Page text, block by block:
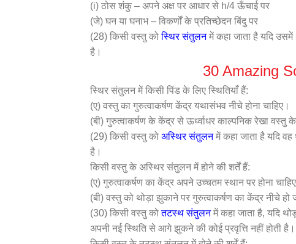
(i) ठोस शंकु – अपने अक्ष पर आधार से h/4 ऊँचाई पर
(जे) घन या घनाभ – विकर्णों के प्रतिच्छेदन बिंदु पर
(28) किसी वस्तु कोस्थिर संतुलनमें कहा जाता है यदि उसमें
है।
30 Amazing
स्थिर संतुलन में किसी पिंड के लिए स्थितियाँ हैं:
(ए) वस्तु का गुरुत्वाकर्षण केंद्र यथासंभव नीचे होना चाहिए।
(बी) गुरुत्वाकर्षण के केंद्र से ऊर्ध्वाधर काल्पनिक रेखा वस्तु
(29) किसी वस्तु को अस्थिर संतुलनमें कहा जाता है यदि वह
है।
किसी वस्तु के अस्थिर संतुलन में होने की शर्तें हैं:
(ए) गुरुत्वाकर्षण का केंद्र अपने उच्चतम स्थान पर होना
(बी) वस्तु को थोड़ा झुकाने पर गुरुत्वाकर्षण का केंद्र नीचे हो
(30) किसी वस्तु कोतटस्थ संतुलनमें कहा जाता है, यदि
अपनी नई स्थिति से आगे झुकने की कोई प्रवृत्ति नहीं होती है।